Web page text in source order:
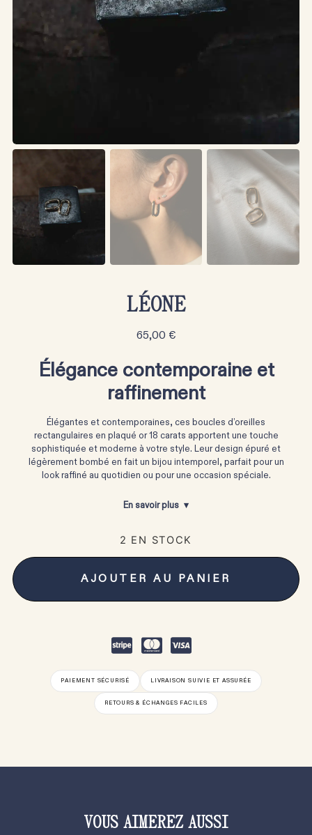
LÉONE
65,00 €
Élégance contemporaine et
raffinement
Élégantes et contemporaines, ces boucles d’oreilles
rectangulaires en plaqué or 18 carats apportent une touche
sophistiquée et moderne à votre style. Leur design épuré et
légèrement bombé en fait un bijou intemporel, parfait pour un
look raffiné au quotidien ou pour une occasion spéciale.
En savoir plus
2 EN STOCK
AJOUTER AU PANIER
PAIEMENT SÉCURISÉ LIVRAISON SUIVIE ET ASSURÉE
RETOURS & ÉCHANGES FACILES
VOUS AIMEREZ AUSSI